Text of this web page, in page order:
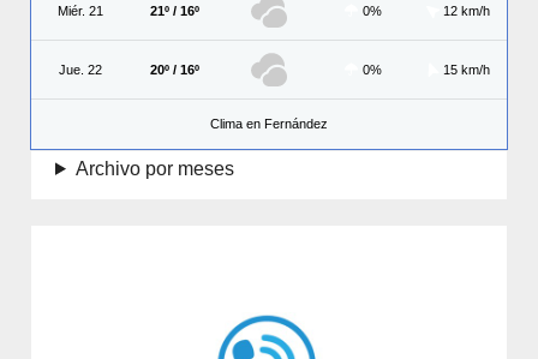
Miér. 21 21º / 16º 0% 12 km/h
Jue. 22 20º / 16º 0% 15 km/h
Clima en Fernández
Archivo por meses